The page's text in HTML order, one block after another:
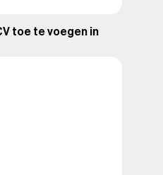
toe te voegen in